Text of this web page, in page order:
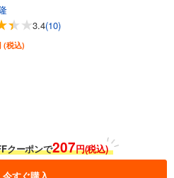
3.4(10)
(税込)
クーポンで207円(税込)
今すぐ購入